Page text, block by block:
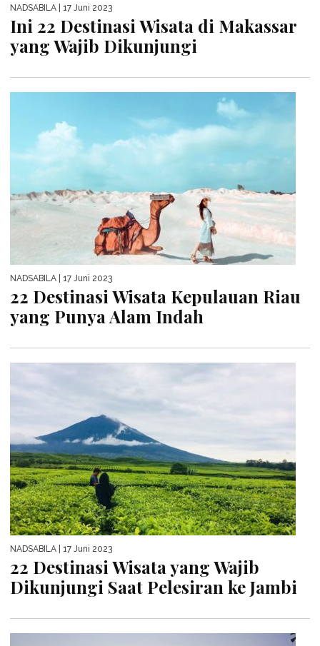
NADSABILA | 17 Juni 2023
Ini 22 Destinasi Wisata di Makassar
yang Wajib Dikunjungi
NADSABILA | 17 Juni 2023
22 Destinasi Wisata Kepulauan Riau
yang Punya Alam Indah
NADSABILA | 17 Juni 2023
22 Destinasi Wisata yang Wajib
Dikunjungi Saat Pelesiran ke Jambi